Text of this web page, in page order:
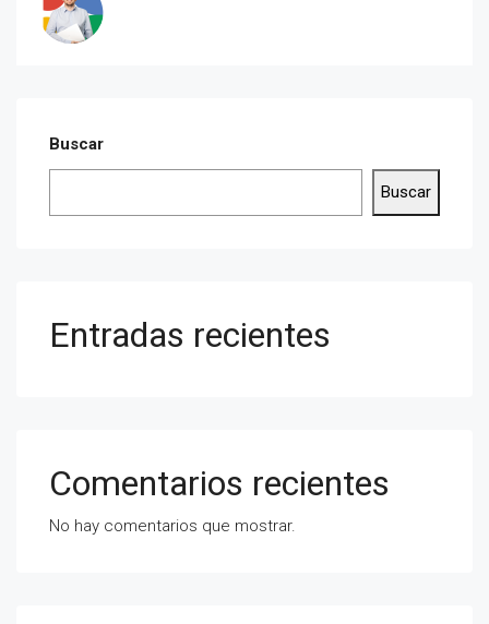
Buscar
Buscar
Entradas recientes
Comentarios recientes
No hay comentarios que mostrar.